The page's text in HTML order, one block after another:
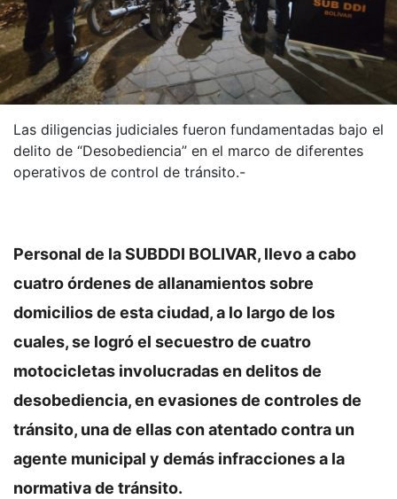
Las diligencias judiciales fueron fundamentadas bajo el
delito de “Desobediencia” en el marco de diferentes
operativos de control de tránsito.-
Personal de la SUBDDI BOLIVAR, llevo a cabo
cuatro órdenes de allanamientos sobre
domicilios de esta ciudad, a lo largo de los
cuales, se logró el secuestro de cuatro
motocicletas involucradas en delitos de
desobediencia, en evasiones de controles de
tránsito, una de ellas con atentado contra un
agente municipal y demás infracciones a la
normativa de tránsito.